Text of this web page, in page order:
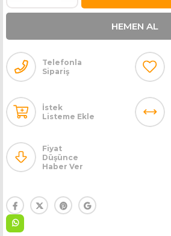
Telefonla
Sipariş
İstek
Listeme Ekle
Fiyat
Düşünce
Haber Ver